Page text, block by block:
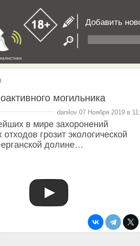
Добавить
могильника
danilov 07 Ноября 2019 в
в мире захоронений
грозит экологической
долине…